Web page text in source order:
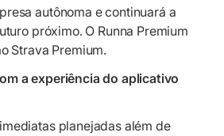
autônoma e continuará a
próximo. O Runna Premium
Strava Premium.
a experiência do aplicativo
planejadas além de